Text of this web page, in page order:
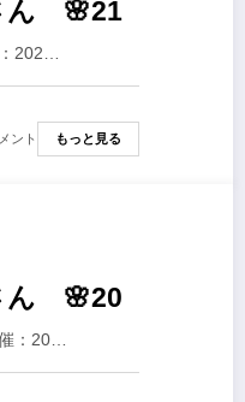
ん 🌸21
202…
ント もっと見る
ん 🌸20
：20…